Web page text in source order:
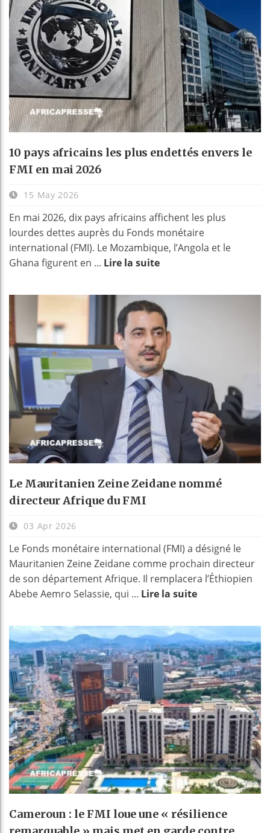
10 pays africains les plus endettés envers le
FMI en mai 2026
15 May 2026
En mai 2026, dix pays africains affichent les plus
lourdes dettes auprès du Fonds monétaire
international (FMI). Le Mozambique, l’Angola et le
Ghana figurent en ... Lire la suite
Le Mauritanien Zeine Zeidane nommé
directeur Afrique du FMI
03 Apr 2026
Le Fonds monétaire international (FMI) a désigné le
Mauritanien Zeine Zeidane comme prochain directeur
de son département Afrique. Il remplacera l’Éthiopien
Abebe Aemro Selassie, qui ... Lire la suite
Cameroun : le FMI loue une « résilience